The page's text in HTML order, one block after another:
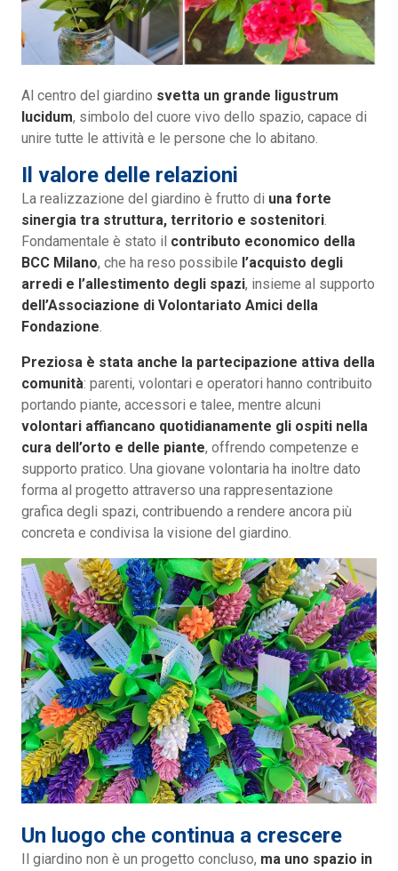
Al centro del giardino svetta un grande ligustrum
lucidum, simbolo del cuore vivo dello spazio, capace di
unire tutte le attività e le persone che lo abitano.
Il valore delle relazioni
La realizzazione del giardino è frutto di una forte
sinergia tra struttura, territorio e sostenitori.
Fondamentale è stato il contributo economico della
BCC Milano, che ha reso possibile l’acquisto degli
arredi e l’allestimento degli spazi, insieme al supporto
dell’Associazione di Volontariato Amici della
Fondazione.
Preziosa è stata anche la partecipazione attiva della
comunità: parenti, volontari e operatori hanno contribuito
portando piante, accessori e talee, mentre alcuni
volontari affiancano quotidianamente gli ospiti nella
cura dell’orto e delle piante, offrendo competenze e
supporto pratico. Una giovane volontaria ha inoltre dato
forma al progetto attraverso una rappresentazione
grafica degli spazi, contribuendo a rendere ancora più
concreta e condivisa la visione del giardino.
Un luogo che continua a crescere
Il giardino non è un progetto concluso, ma uno spazio in